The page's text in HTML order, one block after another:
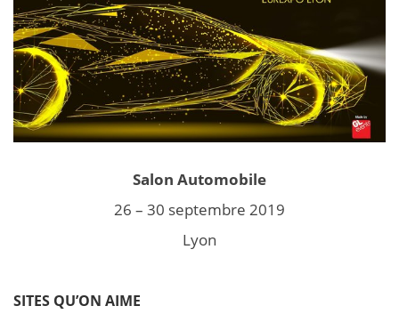
Salon Automobile
26 – 30 septembre 2019
Lyon
SITES QU’ON AIME